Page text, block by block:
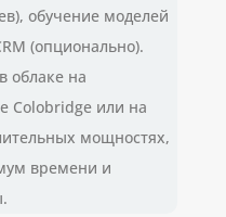
обучение моделей
(опционально).
облаке на
Colobridge или на
мощностях,
времени и